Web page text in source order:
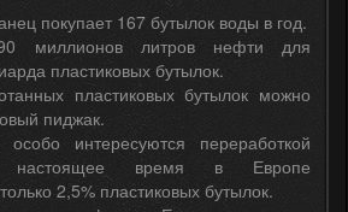
покупает 167 бутылок воды в год.
миллионов литров нефти для
пластиковых бутылок.
пластиковых бутылок можно
пиджак.
интересуются переработкой
настоящее время в Европе
2,5% пластиковых бутылок.